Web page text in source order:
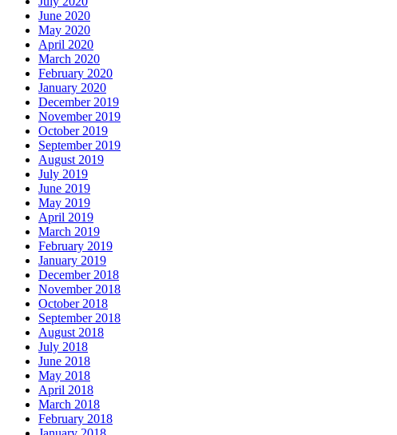
June 2020
May 2020
April 2020
March 2020
February 2020
January 2020
December 2019
November 2019
October 2019
September 2019
August 2019
July 2019
June 2019
May 2019
April 2019
March 2019
February 2019
January 2019
December 2018
November 2018
October 2018
September 2018
August 2018
July 2018
June 2018
May 2018
April 2018
March 2018
February 2018